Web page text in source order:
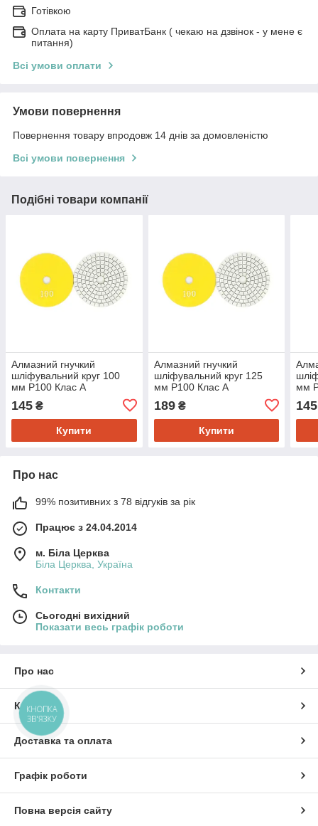
Готівкою
Оплата на карту ПриватБанк ( чекаю на дзвінок - у мене є
питання)
Всі умови оплати
Умови повернення
Повернення товару впродовж 14 днів за домовленістю
Всі умови повернення
Подібні товари компанії
Алмазний гнучкий
шліфувальний круг 100
мм P100 Клас А
145 ₴
Купити
Алмазний гнучкий
шліфувальний круг 125
мм P100 Клас А
189₴
Купити
мм
145
Про нас
99% позитивних з 78 відгуків за рік
Працює з 24.04.2014
м. Біла Церква
Біла Церква, Україна
Контакти
Сьогодні вихідний
Показати весь графік роботи
Про нас
Контакти
Доставка та оплата
Графік роботи
Повна версія сайту
КНОПКА
ЗВ'ЯЗКУ